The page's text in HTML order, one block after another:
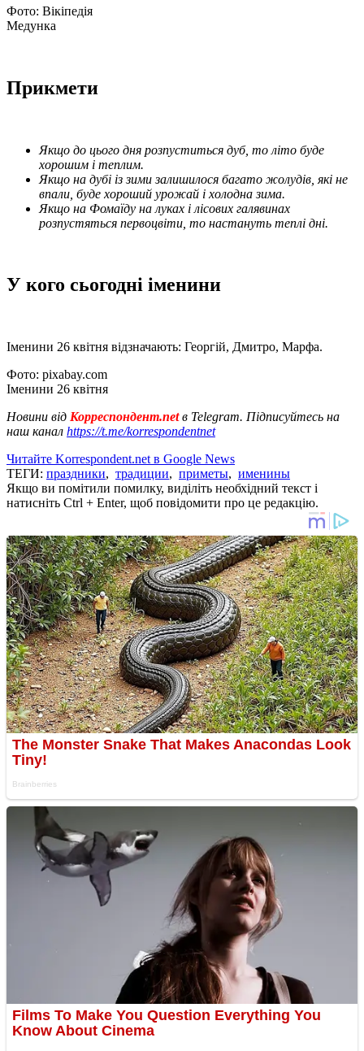
Фото: Вікіпедія
Медунка
Прикмети
Якщо до цього дня розпуститься дуб, то літо буде
хорошим і теплим.
Якщо на дубі із зими залишилося багато жолудів, які не
впали, буде хороший урожай і холодна зима.
Якщо на Фомаїду на луках і лісових галявинах
розпустяться первоцвіти, то настануть теплі дні.
У кого сьогодні іменини
Іменини 26 квітня відзначають: Георгій, Дмитро, Марфа.
Фото: pixabay.com
Іменини 26 квітня
Новини від Корреспондент.netв Telegram. Підписуйтесь на
наш канал https://t.me/korrespondentnet
Читайте Korrespondent.net в Google News
ТЕГИ: праздники, традиции, приметы, именины
Якщо ви помітили помилку, виділіть необхідний текст і
натисніть Ctrl + Enter, щоб повідомити про це редакцію.